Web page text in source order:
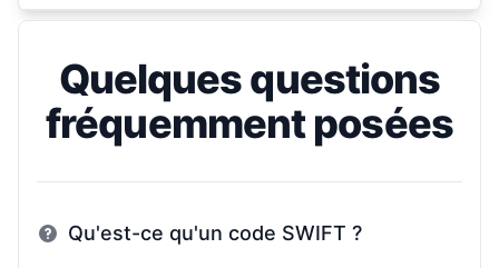
Quelques questions
fréquemment posées
Qu'est-ce qu'un code SWIFT ?